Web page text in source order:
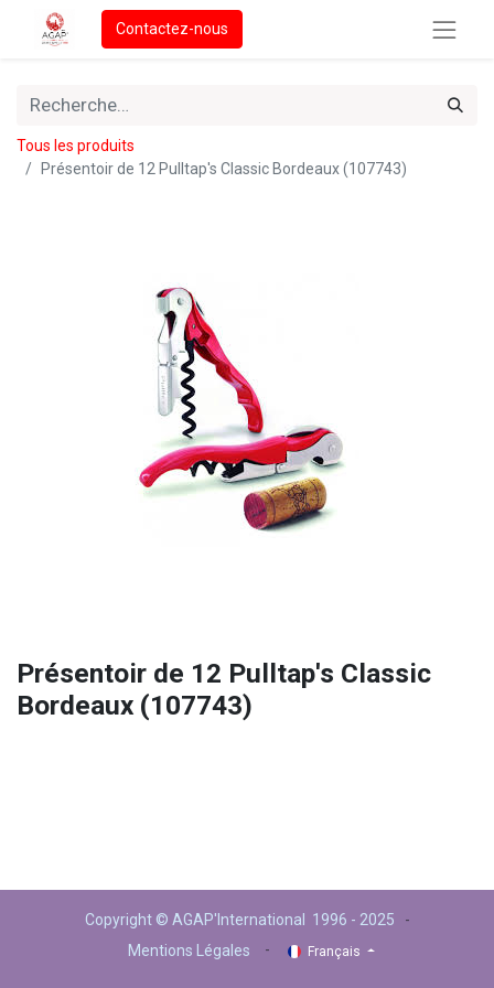
Contactez-nous
Tous les produits
Présentoir de 12 Pulltap's Classic Bordeaux (107743)
Présentoir de 12 Pulltap's Classic
Bordeaux (107743)
Copyright © AGAP'International 1996 - 2025 -
Mentions Légales
- Français